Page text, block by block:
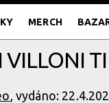
MERCH
, vydáno: